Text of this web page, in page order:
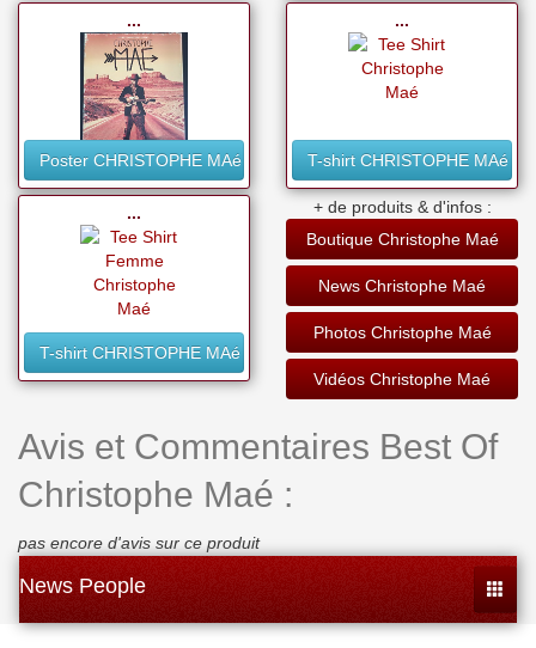
...
Poster CHRISTOPHE MAé
...
T-shirt CHRISTOPHE MAé
...
T-shirt CHRISTOPHE MAé
+ de produits & d'infos :
Boutique Christophe Maé
News Christophe Maé
Photos Christophe Maé
Vidéos Christophe Maé
Avis et Commentaires Best Of
Christophe Maé :
pas encore d'avis sur ce produit
News People